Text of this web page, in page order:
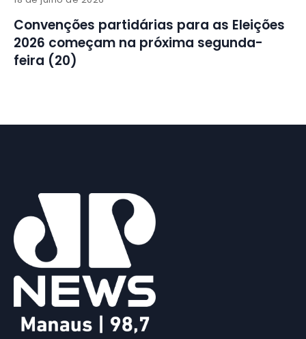
Convenções partidárias para as Eleições
2026 começam na próxima segunda-
feira (20)